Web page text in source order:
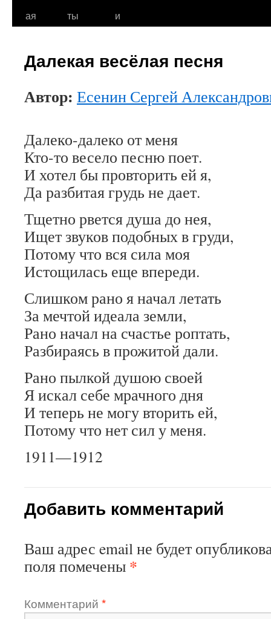
ая
ты
и
Далекая весёлая песня
Автор: Есенин Сергей
Далеко-далеко от меня
Кто-то весело песню поет.
И хотел бы провторить ей я,
Да разбитая грудь не дает.
Тщетно рвется душа до нея,
Ищет звуков подобных в груди,
Потому что вся сила моя
Истощилась еще впереди.
Слишком рано я начал летать
За мечтой идеала земли,
Рано начал на счастье роптать,
Разбираясь в прожитой дали.
Рано пылкой душою своей
Я искал себе мрачного дня
И теперь не могу вторить ей,
Потому что нет сил у меня.
1911—1912
Добавить комментарий
Ваш адрес email не будет
поля помечены *
Комментарий *